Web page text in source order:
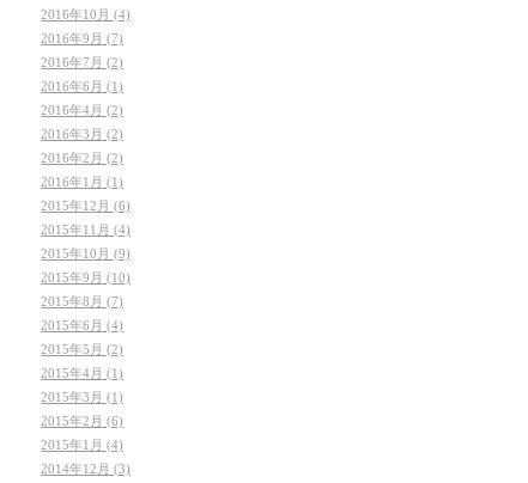
2016年10月 (4)
2016年9月 (7)
2016年7月 (2)
2016年6月 (1)
2016年4月 (2)
2016年3月 (2)
2016年2月 (2)
2016年1月 (1)
2015年12月 (6)
2015年11月 (4)
2015年10月 (9)
2015年9月 (10)
2015年8月 (7)
2015年6月 (4)
2015年5月 (2)
2015年4月 (1)
2015年3月 (1)
2015年2月 (6)
2015年1月 (4)
2014年12月 (3)